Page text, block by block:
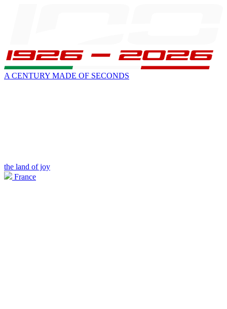
A CENTURY MADE OF SECONDS
the land of joy
France